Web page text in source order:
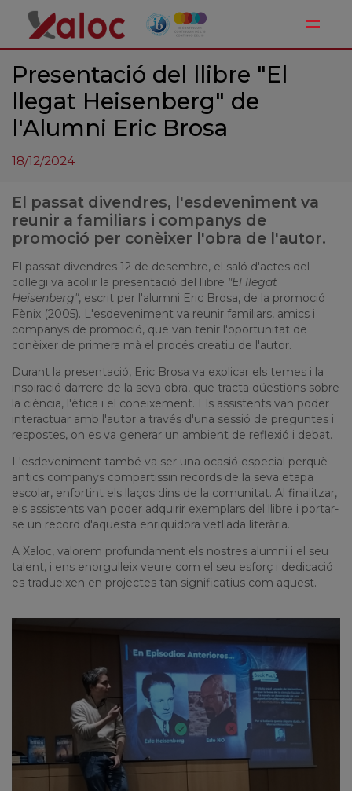
Presentació del llibre "El
llegat Heisenberg" de
l'Alumni Eric Brosa
18/12/2024
El passat divendres, l'esdeveniment va
reunir a familiars i companys de
promoció per conèixer l'obra de l'autor.
El passat divendres 12 de desembre, el saló d'actes del
col·legi va acollir la presentació del llibre "El llegat
Heisenberg", escrit per l'alumni Eric Brosa, de la promoció
Fènix (2005). L'esdeveniment va reunir familiars, amics i
companys de promoció, que van tenir l'oportunitat de
conèixer de primera mà el procés creatiu de l'autor.
Durant la presentació, Eric Brosa va explicar els temes i la
inspiració darrere de la seva obra, que tracta qüestions sobre
la ciència, l'ètica i el coneixement. Els assistents van poder
interactuar amb l'autor a través d'una sessió de preguntes i
respostes, on es va generar un ambient de reflexió i debat.
L'esdeveniment també va ser una ocasió especial perquè
antics companys compartissin records de la seva etapa
escolar, enfortint els llaços dins de la comunitat. Al finalitzar,
els assistents van poder adquirir exemplars del llibre i portar-
se un record d'aquesta enriquidora vetllada literària.
A Xaloc, valorem profundament els nostres alumni i el seu
talent, i ens enorgulleix veure com el seu esforç i dedicació
es tradueixen en projectes tan significatius com aquest.